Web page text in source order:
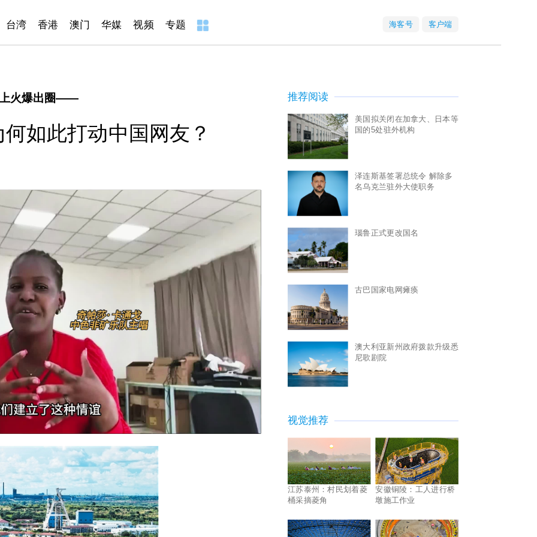
台湾 香港 澳门 华媒 视频 专题 海客号 客户端
上火爆出圈——
如此打动中国网友？
推荐阅读
美国拟关闭在加拿大、日本等
国的5处驻外机构
泽连斯基签署总统令 解除多
名乌克兰驻外大使职务
瑙鲁正式更改国名
古巴国家电网瘫痪
澳大利亚新州政府拨款升级悉
尼歌剧院
视觉推荐
江苏泰州：村民划着菱
桶采摘菱角
安徽铜陵：工人进行桥
墩施工作业